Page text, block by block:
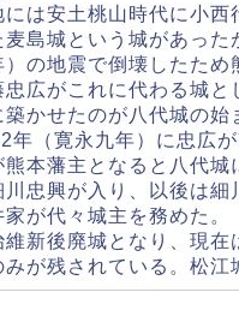
には安土桃山時代に小西
麦島城という城があった
）の地震で倒壊したため
忠広がこれに代わる城と
築かせたのが八代城の始
年（寛永九年）に忠広が
熊本藩主となると八代城
川忠興が入り、以後は細
家が代々城主を務めた。
維新後廃城となり、現在
みが残されている。松江